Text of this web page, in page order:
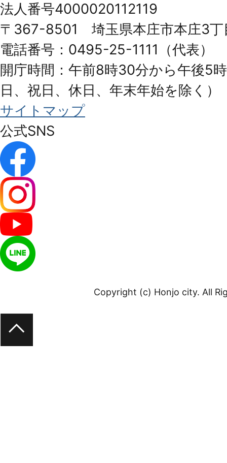
Honjo
City
法人番号4000020112119
〒367-8501 埼玉県本庄市本庄3丁
電話番号：0495-25-1111（代表）
開庁時間：午前8時30分から午後5
日、祝日、休日、年末年始を除く）
サイトマップ
公式SNS
Copyright (c) Honjo city. All